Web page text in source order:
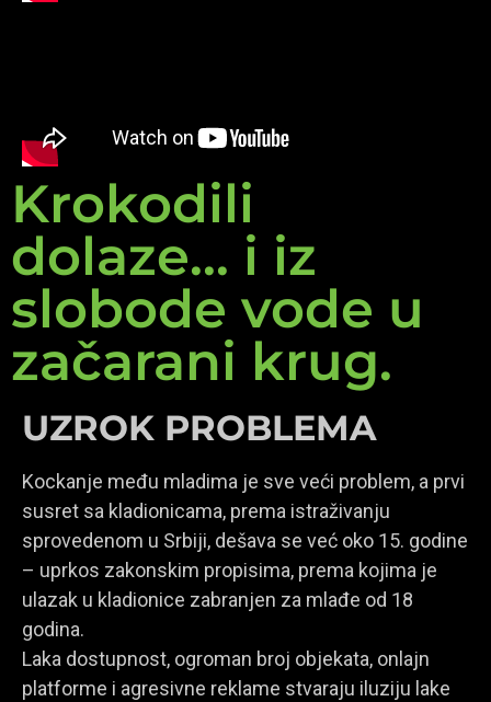
Krokodili
dolaze... i iz
slobode vode u
začarani krug.
UZROK PROBLEMA
Kockanje među mladima je sve veći problem, a prvi
susret sa kladionicama, prema istraživanju
sprovedenom u Srbiji, dešava se već oko 15. godine
– uprkos zakonskim propisima, prema kojima je
ulazak u kladionice zabranjen za mlađe od 18
godina.
Laka dostupnost, ogroman broj objekata, onlajn
platforme i agresivne reklame stvaraju iluziju lake